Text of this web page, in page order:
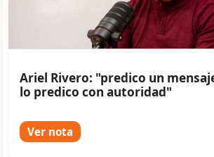
Ariel Rivero: "predico un
lo predico con autoridad"
Ver nota